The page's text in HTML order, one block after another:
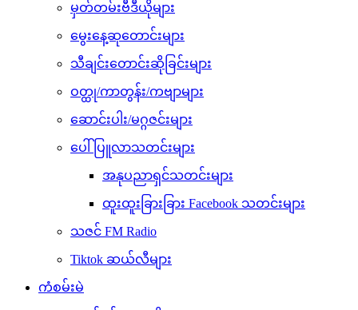
မှတ်တမ်းဗီဒီယိုများ
မွေးနေ့ဆုတောင်းများ
သီချင်းတောင်းဆိုခြင်းများ
ဝတ္ထု/ကာတွန်း/ကဗျာများ
ဆောင်းပါး/မဂ္ဂဇင်းများ
ပေါ်ပြူလာသတင်းများ
အနုပညာရှင်သတင်းများ
ထူးထူးခြားခြား Facebook သတင်းများ
သဇင် FM Radio
Tiktok ဆယ်လီများ
ကံစမ်းမဲ